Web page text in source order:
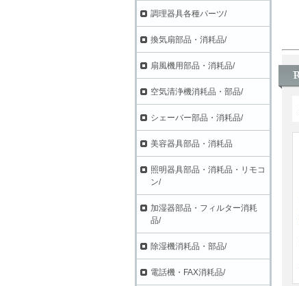
調理器具各種パーツ/
換気扇部品・消耗品/
扇風機用部品・消耗品/
空気清浄機消耗品・部品/
シェーバー部品・消耗品/
美容器具部品・消耗品
照明器具部品・消耗品・リモコ
ン/
加湿器部品・フィルター消耗
品/
除湿機消耗品・部品/
電話機・FAX消耗品/